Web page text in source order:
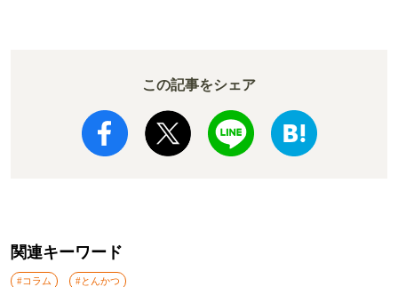
この記事をシェア
関連キーワード
#コラム #とんかつ